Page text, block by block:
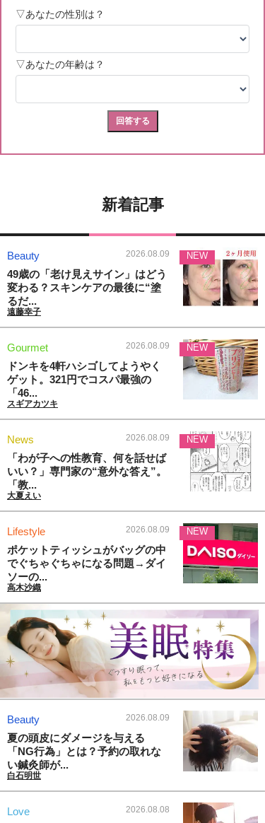
新着記事
Beauty 2026.08.09
49歳の「老け見えサイン」はどう
変わる？スキンケアの最後に“塗
るだ...
遠藤幸子
NEW
Gourmet 2026.08.09
ドンキを4軒ハシゴしてようやく
ゲット。321円でコスパ最強の
「46...
スギアカツキ
NEW
News 2026.08.09
「わが子への性教育、何を話せば
いい？」専門家の“意外な答え”。
「教...
大夏えい
NEW
Lifestyle 2026.08.09
ポケットティッシュがバッグの中
でぐちゃぐちゃになる問題→ダイ
ソーの...
高木沙織
NEW
Beauty 2026.08.09
夏の頭皮にダメージを与える
「NG行為」とは？予約の取れな
い鍼灸師が...
白石明世
Love 2026.08.08